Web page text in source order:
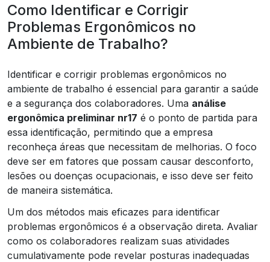
Como Identificar e Corrigir
Problemas Ergonômicos no
Ambiente de Trabalho?
Identificar e corrigir problemas ergonômicos no
ambiente de trabalho é essencial para garantir a saúde
e a segurança dos colaboradores. Uma análise
ergonômica preliminar nr17 é o ponto de partida para
essa identificação, permitindo que a empresa
reconheça áreas que necessitam de melhorias. O foco
deve ser em fatores que possam causar desconforto,
lesões ou doenças ocupacionais, e isso deve ser feito
de maneira sistemática.
Um dos métodos mais eficazes para identificar
problemas ergonômicos é a observação direta. Avaliar
como os colaboradores realizam suas atividades
cumulativamente pode revelar posturas inadequadas